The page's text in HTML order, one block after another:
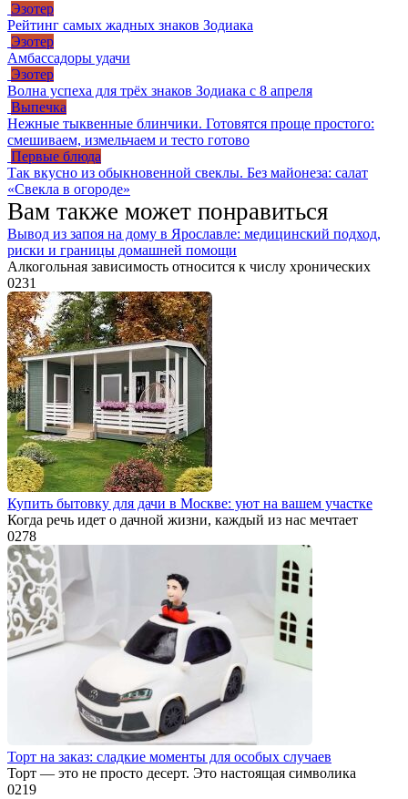
Эзотер
Рейтинг самых жадных знаков Зодиака
Эзотер
Амбассадоры удачи
Эзотер
Волна успеха для трёх знаков Зодиака с 8 апреля
Выпечка
Нежные тыквенные блинчики. Готовятся проще простого:
смешиваем, измельчаем и тесто готово
Первые блюда
Так вкусно из обыкновенной свеклы. Без майонеза: салат
«Свекла в огороде»
Вам также может понравиться
Вывод из запоя на дому в Ярославле: медицинский подход,
риски и границы домашней помощи
Алкогольная зависимость относится к числу хронических
0231
Купить бытовку для дачи в Москве: уют на вашем участке
Когда речь идет о дачной жизни, каждый из нас мечтает
0278
Торт на заказ: сладкие моменты для особых случаев
Торт — это не просто десерт. Это настоящая символика
0219